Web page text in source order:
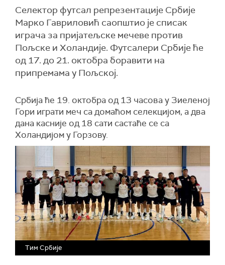
Селектор футсал репрезентације Србије
Марко Гавриловић саопштио је списак
играча за пријатељске мечеве против
Пољске и Холандије. Футсалери Србије ће
од 17. до 21. октобра боравити на
припремама у Пољској.
Србија ће 19. октобра од 13 часова у Зиеленој
Гори играти меч са домаћом селекцијом, а два
дана касније од 18 сати састаће се са
Холандијом у Горзову.
Тим Србије